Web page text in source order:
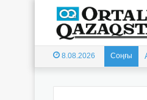
8.08.2026 Соңғы